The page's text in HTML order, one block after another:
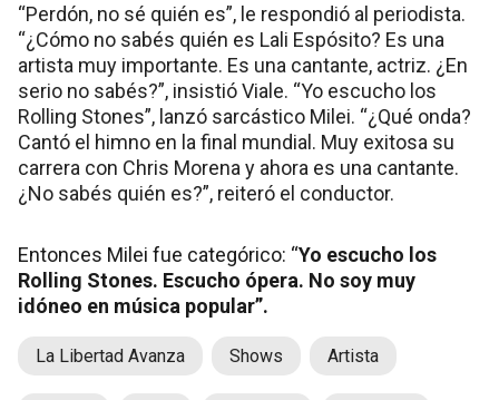
“Perdón, no sé quién es”, le respondió al periodista.
“¿Cómo no sabés quién es Lali Espósito? Es una
artista muy importante. Es una cantante, actriz. ¿En
serio no sabés?”, insistió Viale. “Yo escucho los
Rolling Stones”, lanzó sarcástico Milei. “¿Qué onda?
Cantó el himno en la final mundial. Muy exitosa su
carrera con Chris Morena y ahora es una cantante.
¿No sabés quién es?”, reiteró el conductor.
Entonces Milei fue categórico: “Yo escucho los
Rolling Stones. Escucho ópera. No soy muy
idóneo en música popular”.
La Libertad Avanza Shows Artista